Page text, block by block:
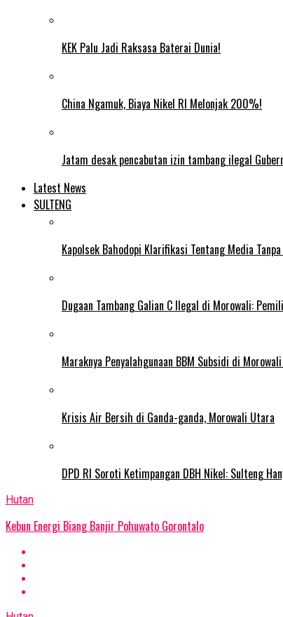
KEK Palu Jadi Raksasa Baterai Dunia!
China Ngamuk, Biaya Nikel RI Melonjak 200%!
Jatam desak pencabutan izin tambang ilegal
Latest News
SULTENG
Kapolsek Bahodopi Klarifikasi Tentang Media
Dugaan Tambang Galian C Ilegal di Morowali:
Maraknya Penyalahgunaan BBM Subsidi di
Krisis Air Bersih di Ganda-ganda, Morowali Utara
DPD RI Soroti Ketimpangan DBH Nikel: Sulteng
Hutan
Kebun Energi Biang Banjir Pohuwato Gorontalo